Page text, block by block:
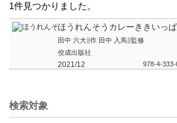
1件見つかりました。
ほうれんそうカレーききいっ
田中 六大∥作 田中 入馬∥監修
佼成出版社
2021/12 978-4-
検索対象